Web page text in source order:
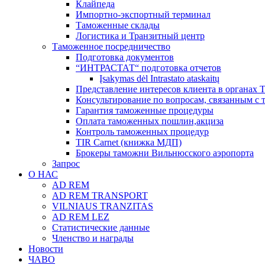
Клайпеда
Импортно-экспортный терминал
Таможенные склады
Логистика и Транзитный центр
Таможенное посредничество
Подготовка документов
“ИНТРАСТАТ“ подготовка отчетов
Įsakymas dėl Intrastato ataskaitų
Представление интересов клиента в органах
Консультирование по вопросам, связанным с
Гарантия таможенные процедуры
Оплата таможенных пошлин,акциза
Контроль таможенных процедур
TIR Carnet (книжка МДП)
Брокеры таможни Вильнюсского аэропорта
Запрос
О НАС
AD REM
AD REM TRANSPORT
VILNIAUS TRANZITAS
AD REM LEZ
Статистические данные
Членство и награды
Новости
ЧАВО